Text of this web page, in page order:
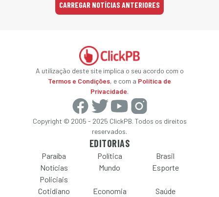
CARREGAR NOTÍCIAS ANTERIORES
A utilização deste site implica o seu acordo com o
Termos e Condições, e com a Política de
Privacidade.
Copyright © 2005 - 2025 ClickPB. Todos os direitos
reservados.
EDITORIAS
Paraíba Política
Brasil
Notícias
Policiais
Mundo Esporte
Cotidiano Economia Saúde